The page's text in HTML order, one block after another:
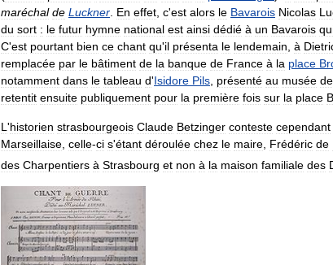
maréchal de Luckner En effet c'est alors le Bavarois Nicolas
du sort : le futur hymne national est ainsi dédié à un Bavarois
C'est pourtant bien ce chant qu'il présenta le lendemain à
remplacée par le bâtiment de la banque de France à la place
notamment dans le tableau d'Isidore Pils présenté au musée
retentit ensuite publiquement pour la première fois sur la place
L 'historien strasbourgeois Claude Betzinger conteste cependant
Marseillaise celle-ci s'étant déroulée chez le maire Frédéric de
des Charpentiers à Strasbourg et non à la maison familiale des